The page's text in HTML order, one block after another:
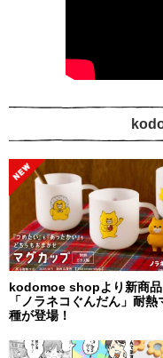
kodomoe shopより新商品
「ノラネコぐんだん」耐熱
種が登場！